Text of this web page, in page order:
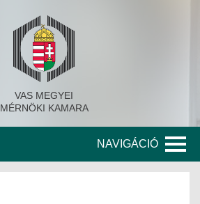
VAS MEGYEI
MÉRNÖKI KAMARA
NAVIGÁCIÓ